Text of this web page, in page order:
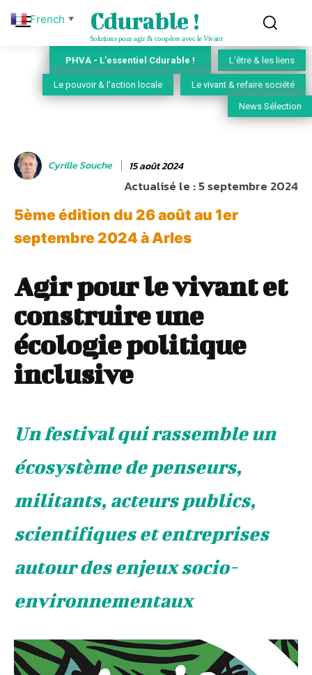
Cdurable !
Solutions pour agir & coopérer avec le Vivant
PHVA - L'essentiel Cdurable ! L'être & les liens
Le pouvoir & l'action locale Le vivant & refaire société
News Sélection
Cyrille Souche 15 août 2024
Actualisé le :5 septembre 2024
5ème édition du 26 août au 1er
septembre 2024 à Arles
Agir pour le vivant et
construire une
écologie politique
inclusive
Un festival qui rassemble un
écosystème de penseurs,
militants, acteurs publics,
scientifiques et entreprises
autour des enjeux socio-
environnementaux
French ▼